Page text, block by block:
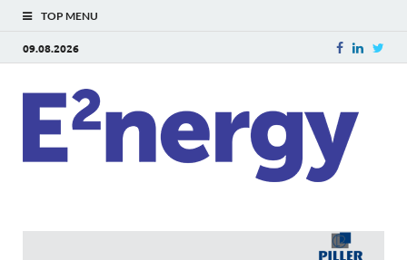
TOP MENU
09.08.2026